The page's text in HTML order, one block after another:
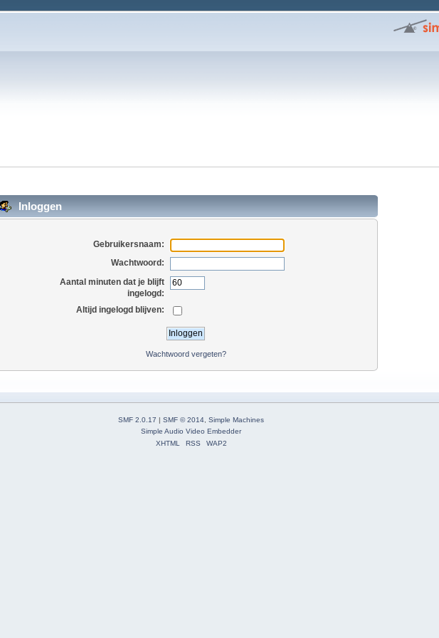
Inloggen
Gebruikersnaam:
Wachtwoord:
Aantal minuten dat je blijft
ingelogd:
Altijd ingelogd blijven:
Wachtwoord vergeten?
SMF 2.0.17 SMF © 2014, Simple Machines
Simple Audio Video Embedder
XHTML
RSS WAP2